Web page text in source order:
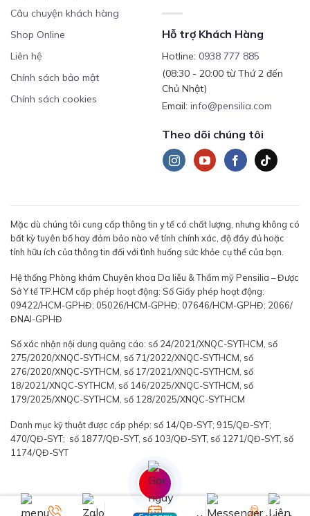
Câu chuyện khách hàng
Shop Online
Liên hệ
Chính sách bảo mật
Chính sách cookies
Hỗ trợ Khách Hàng
Hotline: 0938 777 885
(08:30 - 20:00 từ Thứ 2 đến
Chủ Nhật)
Email: info@pensilia.com
Theo dõi chúng tôi
Mặc dù chúng tôi cung cấp thông tin y tế có chất lượng, nhưng không có
bất kỳ tuyên bố hay đảm bảo nào về tính chính xác, độ đầy đủ hoặc
tính hữu ích của thông tin đối với tình huống sức khỏe cụ thể của bạn.
Hệ thống Phòng khám Chuyên khoa Da liễu & Thẩm mỹ Pensilia – Được
Sở Y tế TP.HCM cấp phép hoạt động: Số Giấy phép hoạt động:
09422/HCM-GPHĐ; 05026/HCM-GPHĐ; 07646/HCM-GPHĐ; 2066/
ĐNAI-GPHĐ
Số xác nhận nội dung quảng cáo: số 24/2021/XNQC-SYTHCM, số
275/2020/XNQC-SYTHCM, số 71/2022/XNQC-SYTHCM, số
276/2020/XNQC-SYTHCM, số 17/2021/XNQC-SYTHCM, số
18/2021/XNQC-SYTHCM, số 146/2025/XNQC-SYTHCM, số
179/2025/XNQC-SYTHCM, số 128/2025/XNQC-SYTHCM
Danh mục kỹ thuật được cấp phép: số 14/QĐ-SYT; 915/QĐ-SYT;
470/QĐ-SYT; số 1877/QĐ-SYT, số 103/QĐ-SYT, số 1271/QĐ-SYT, số
1174/QĐ-SYT